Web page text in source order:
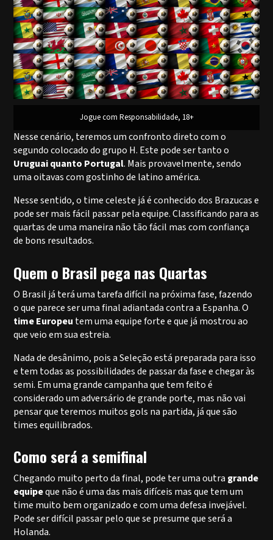
Jogue com Responsabilidade, 18+
Nesse cenário, teremos um confronto direto com o
segundo colocado do grupo H. Este pode ser tanto o
Uruguai quanto Portugal. Mais provavelmente, sendo
uma oitavas com gostinho de latino américa.
Nesse sentido, o time celeste já é conhecido dos Brazucas e
pode ser mais fácil passar pela equipe. Classificando para as
quartas de uma maneira não tão fácil mas com confiança
de bons resultados.
Quem o Brasil pega nas Quartas
O Brasil já terá uma tarefa difícil na próxima fase, fazendo
o que parece ser uma final adiantada contra a Espanha. O
time Europeu tem uma equipe forte e que já mostrou ao
que veio em sua estreia.
Nada de desânimo, pois a Seleção está preparada para isso
e tem todas as possibilidades de passar da fase e chegar às
semi. Em uma grande campanha que tem feito é
considerado um adversário de grande porte, mas não vai
pensar que teremos muitos gols na partida, já que são
times equilibrados.
Como será a semifinal
Chegando muito perto da final, pode ter uma outra grande
equipeque não é uma das mais difíceis mas que tem um
time muito bem organizado e com uma defesa invejável.
Pode ser difícil passar pelo que se presume que será a
Holanda.